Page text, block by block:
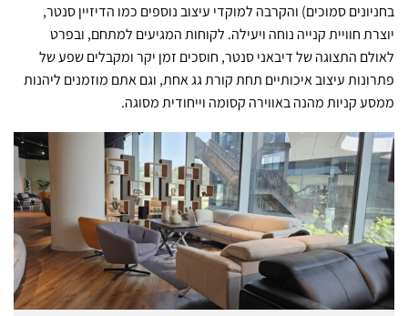
בחניונים סמוכים) והקרבה למוקדי עיצוב נוספים כמו הדיזיין סנטר,
יוצרת חוויית קנייה נוחה ויעילה. לקוחות המגיעים למתחם, ובפרט
לאולם התצוגה של דיבאני סנטר, חוסכים זמן יקר ומקבלים שפע של
פתרונות עיצוב איכותיים תחת קורת גג אחת, וגם אתם מוזמנים ליהנות
ממסע קניות מהנה באווירה קסומה וייחודית מסוגה.